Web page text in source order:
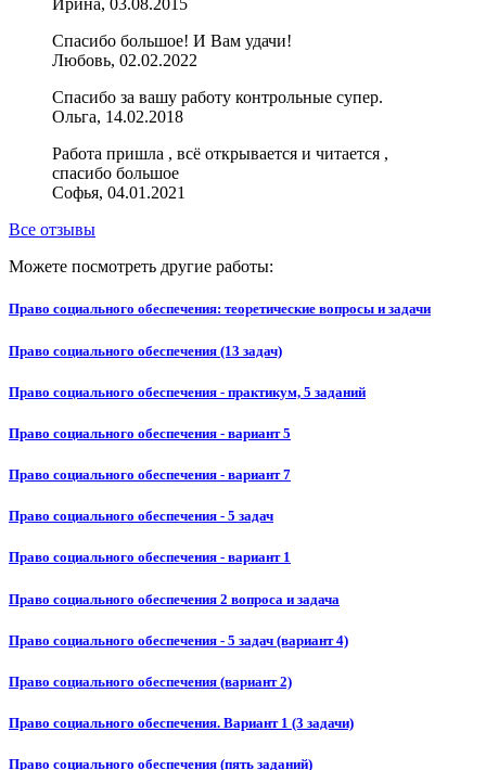
Ирина, 03.08.2015
Спасибо большое! И Вам удачи!
Любовь, 02.02.2022
Спасибо за вашу работу контрольные супер.
Ольга, 14.02.2018
Работа пришла , всё открывается и читается ,
спасибо большое
Софья, 04.01.2021
Все отзывы
Можете посмотреть другие работы:
Право социального обеспечения: теоретические вопросы и задачи
Право социального обеспечения (13 задач)
Право социального обеспечения - практикум, 5 заданий
Право социального обеспечения - вариант 5
Право социального обеспечения - вариант 7
Право социального обеспечения - 5 задач
Право социального обеспечения - вариант 1
Право социального обеспечения 2 вопроса и задача
Право социального обеспечения - 5 задач (вариант 4)
Право социального обеспечения (вариант 2)
Право социального обеспечения. Вариант 1 (3 задачи)
Право социального обеспечения (пять заданий)